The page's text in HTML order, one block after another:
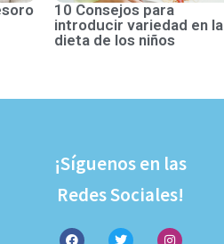
10 Consejos para
introducir variedad en la
dieta de los niños
¡Síguenos en las
Redes Sociales!